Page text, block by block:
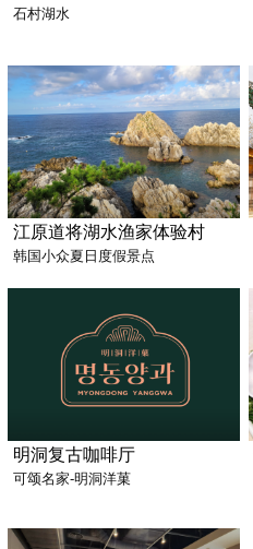
石村湖水
江原道将湖水渔家体验村
韩国小众夏日度假景点
明洞复古咖啡厅
可颂名家-明洞洋菓